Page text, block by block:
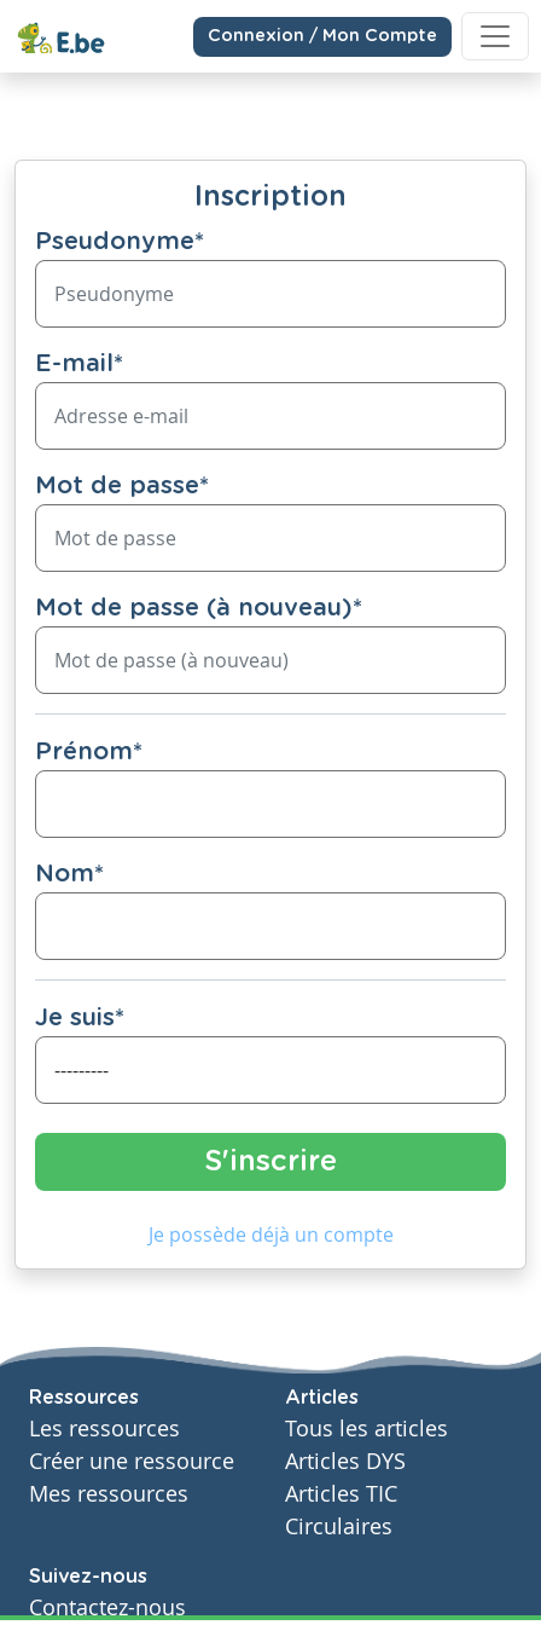
Connexion / Mon Compte
Inscription
Pseudonyme*
E-mail*
Mot de passe*
Mot de passe (à nouveau)*
Prénom*
Nom*
Je suis*
Je possède déjà un compte
Ressources
Les ressources
Créer une ressource
Mes ressources
Articles
Tous les articles
Articles DYS
Articles TIC
Circulaires
Suivez-nous
Contactez-nous